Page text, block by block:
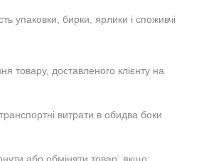
упаковки, бирки, ярлики і споживчі
товару, доставленого клієнту на
витрати в обидва боки